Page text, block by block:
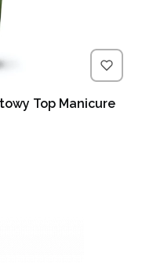
Top Manicure